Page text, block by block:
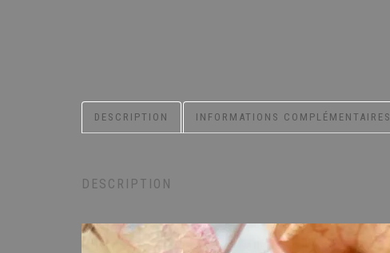
DESCRIPTION INFORMATIONS COMPLÉMENTAIRES
DESCRIPTION